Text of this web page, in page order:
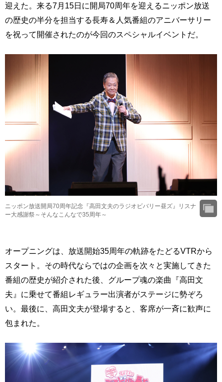
迎えた。来る7月15日に開局70周年を迎えるニッポン放送
の歴史の半分を担当する長寿＆人気番組のアニバーサリー
を祝って開催されたのが今回のスペシャルイベントだ。
ニッポン放送開局70周年記念『高田文夫のラジオビバリー昼ズ』リスナ
ー大感謝祭～そんなこんなで35周年～
オープニングは、放送開始35周年の軌跡をたどるVTRから
スタート。その時代ならではの企画を次々と実施してきた
番組の歴史が紹介された後、グループ魂の楽曲『高田文
夫』に乗せて番組レギュラー出演者がステージに勢ぞろ
い。最後に、高田文夫が登場すると、客席が一斉に歓声に
包まれた。